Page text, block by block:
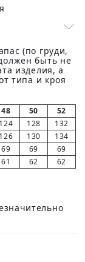
(по груди,
быть не
изделия, а
типа и кроя
48 50
52
124 128
132
126 130
134
69 69
69
61 62 62